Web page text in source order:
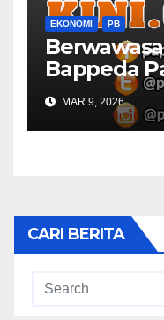
EKONOMI PB
Bappeda
Konsultasi
MAR 9, 2026
CARI BERITA